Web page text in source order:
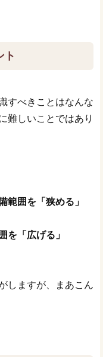
ト
すべきことはなんな
難しいことではあり
範囲を「狭める」
を「広げる」
しますが、まあこん